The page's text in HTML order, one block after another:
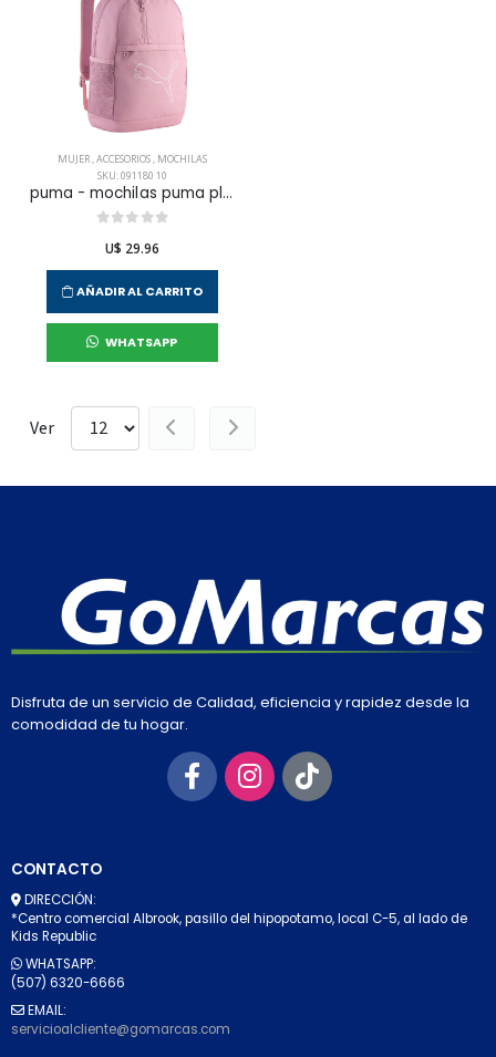
MUJER,ACCESORIOS, MOCHILAS
SKU: 091180 10
puma - mochilas puma plus para mujer
U$ 29.96
AÑADIR AL CARRITO
WHATSAPP
Ver
Disfruta de un servicio de Calidad, eficiencia y rapidez desde la
comodidad de tu hogar.
CONTACTO
DIRECCIÓN:
*Centro comercial Albrook, pasillo del hipopotamo, local C-5, al lado de
Kids Republic
WHATSAPP:
(507) 6320-6666
EMAIL:
servicioalcliente@gomarcas.com